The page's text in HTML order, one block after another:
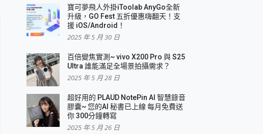
寶可夢飛人外掛iToolab AnyGo全新
升級，GO Fest 五折優惠嗨翻天！支
援 iOS/Android！
2025 年 5 月 30 日
百倍變焦實測~ vivo X200 Pro 與 S25
Ultra 誰能滿足全場景拍攝需求？
2025 年 5 月 28 日
超好用的 PLAUD NotePin AI 智慧錄音
膠囊~ 您的AI 秘書已上線 每月免費送
你 300分鐘轉寫
2025 年 5 月 26 日